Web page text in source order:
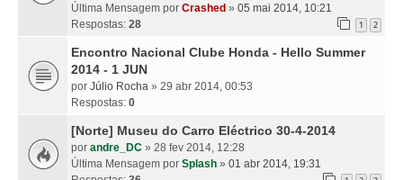
Última Mensagem por Crashed » 05 mai 2014, 10:21
Respostas: 28 1 2
Encontro Nacional Clube Honda - Hello Summer
2014 - 1 JUN
por Júlio Rocha » 29 abr 2014, 00:53
Respostas: 0
[Norte] Museu do Carro Eléctrico 30-4-2014
por andre_DC » 28 fev 2014, 12:28
Última Mensagem por Splash » 01 abr 2014, 19:31